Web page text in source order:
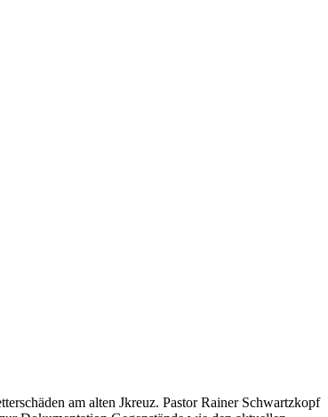
am alten Jkreuz. Pastor Rainer Schwartzkopf